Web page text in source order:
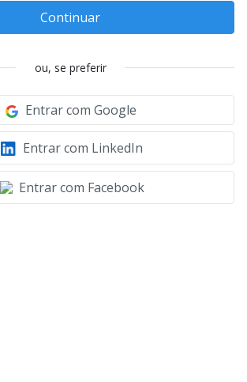
Continuar
ou, se preferir
Entrar com Google
Entrar com LinkedIn
Entrar com Facebook